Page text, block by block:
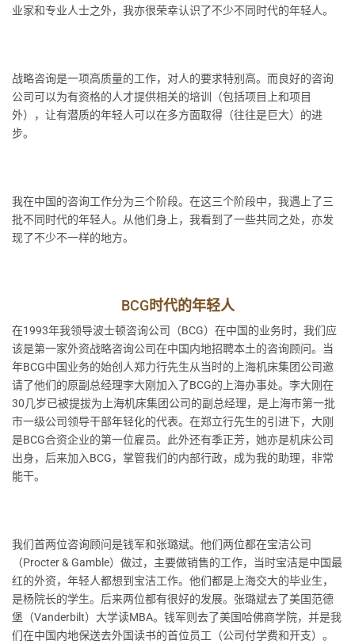
业家和专业人士之外，我亦很荣幸认识了不少不同时代的年轻人。
战略咨询是一项高质量的工作，对人的要求特别高。而良好的咨询
公司可以为有资格的人才提供相关的培训（包括项目上和项目
外），让有潜质的年轻人可以在多方面取得（往往是巨大）的进
步。
我在中国的咨询工作分为三个阶段。在这三个阶段中，我遇上了三
批不同时代的年轻人。从他们身上，我看到了一些共同之处，亦发
现了不少不一样的地方。
BCG时代的年轻人
在1993年我领导波士顿咨询公司（BCG）在中国的业务时，我们应
该是第一家外资战略咨询公司在中国内地招聘本土的咨询顾问。当
年BCG中国业务的始创人郑力行先生从当时的上海机床集团公司邀
请了他们的原副总经理李大刚加入了BCG的上海办事处。李大刚在
30几岁已被提拔为上海机床集团公司的副总经理，是上海市第一批
市一级公司领导干部年轻化的代表。在郑立行先生的引进下，大刚
是BCG合资企业的第一位雇员。此外还有季正芳，她亦是机床公司
出身，后来加入BCG，掌管我们的内部行政，成为我的助理，非常
能干。
我们首两位咨询顾问是钱军和张璐斌。他们两位都在宝洁公司
（Procter & Gamble）做过，主要做销售的工作，当时宝洁是中国最
红的外资，年轻人都想到宝洁工作。他们都是上海交大的毕业生，
是杨院长的学生。后来两位都有很好的发展。张璐斌去了美国范德
堡（Vanderbilt）大学读MBA。钱军则去了美国哈佛商学院，并是我
们在中国内地保送去外国读书的首位员工（公司付学费和开支）。